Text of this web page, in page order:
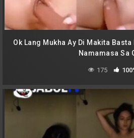
Ok Lang Mukha Ay Di Makita
Namamasa Sa
175